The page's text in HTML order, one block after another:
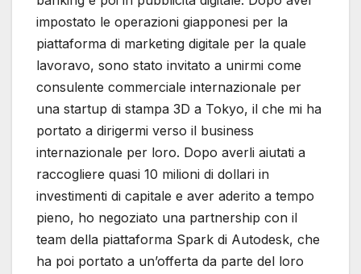
impostato le operazioni giapponesi per la
piattaforma di marketing digitale per la quale
lavoravo, sono stato invitato a unirmi come
consulente commerciale internazionale per
una startup di stampa 3D a Tokyo, il che mi ha
portato a dirigermi verso il business
internazionale per loro. Dopo averli aiutati a
raccogliere quasi 10 milioni di dollari in
investimenti di capitale e aver aderito a tempo
pieno, ho negoziato una partnership con il
team della piattaforma Spark di Autodesk, che
ha poi portato a un’offerta da parte del loro